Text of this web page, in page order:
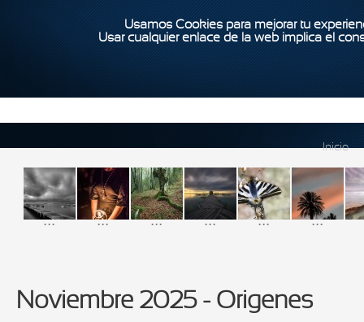
Usamos Cookies para mejorar tu
Usar cualquier enlace de la web implica el
Inicio
... ... ... ... ... ...
Noviembre 2025 - Origenes